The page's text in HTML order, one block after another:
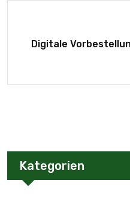
Digitale
Kategorien